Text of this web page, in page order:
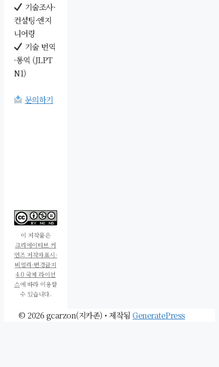
기술조사·
컨설팅·엔지
니어링
기술 번역
·통역 (JLPT
N1)
문의하기
이 저작물은
크리에이티브 커
먼즈 저작자표시-
비영리-변경금지
4.0 국제 라이선
스에 따라 이용할
수 있습니다.
© 2026 gcarzon(지카존) • 제작됨 GeneratePress